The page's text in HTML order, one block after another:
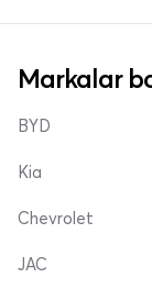
Markalar
BYD
Kia
Chevrolet
JAC